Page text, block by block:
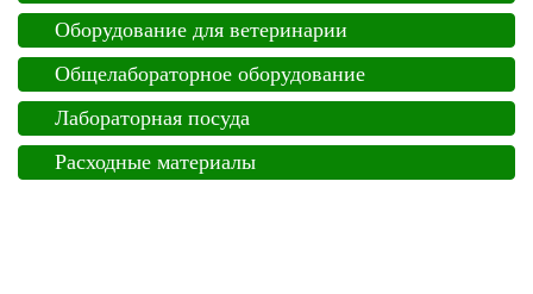
Оборудование для ветеринарии
Общелабораторное оборудование
Лабораторная посуда
Расходные материалы